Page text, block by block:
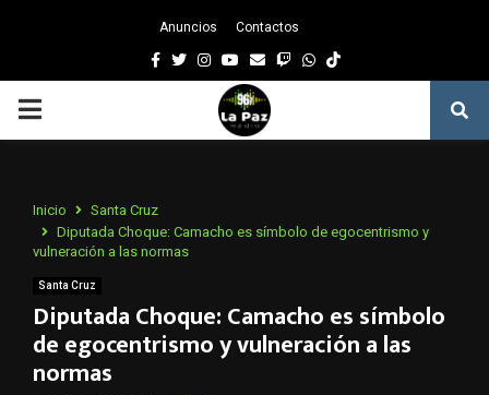
Anuncios Contactos
Facebook
TwitterInstagram
Youtube
EmailTwitchWhatsapp
PRIMARY
Inicio
Santa Cruz
Diputada Choque: Camacho es símbolo de egocentrismo y
vulneración a las normas
Santa Cruz
Diputada Choque: Camacho es símbolo
de egocentrismo y vulneración a las
normas